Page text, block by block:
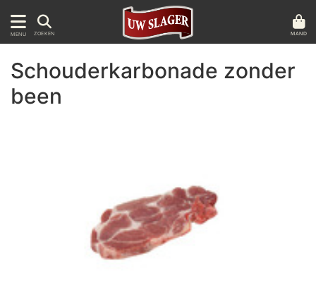
MENU ZOEKEN MAND
Schouderkarbonade zonder
been